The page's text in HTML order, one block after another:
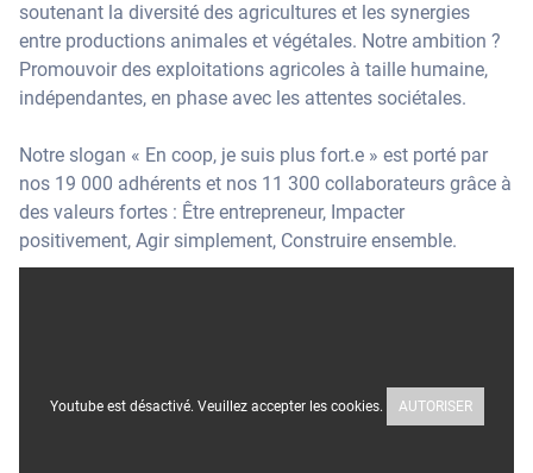
soutenant la diversité des agricultures et les synergies
entre productions animales et végétales. Notre ambition ?
Promouvoir des exploitations agricoles à taille humaine,
indépendantes, en phase avec les attentes sociétales.
Notre slogan « En coop, je suis plus fort.e » est porté par
nos 19 000 adhérents et nos 11 300 collaborateurs grâce à
des valeurs fortes : Être entrepreneur, Impacter
positivement, Agir simplement, Construire ensemble.
Youtube est désactivé. Veuillez accepter les cookies. AUTORISER